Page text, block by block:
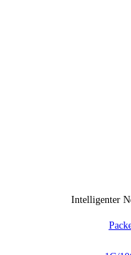
Intelligenter